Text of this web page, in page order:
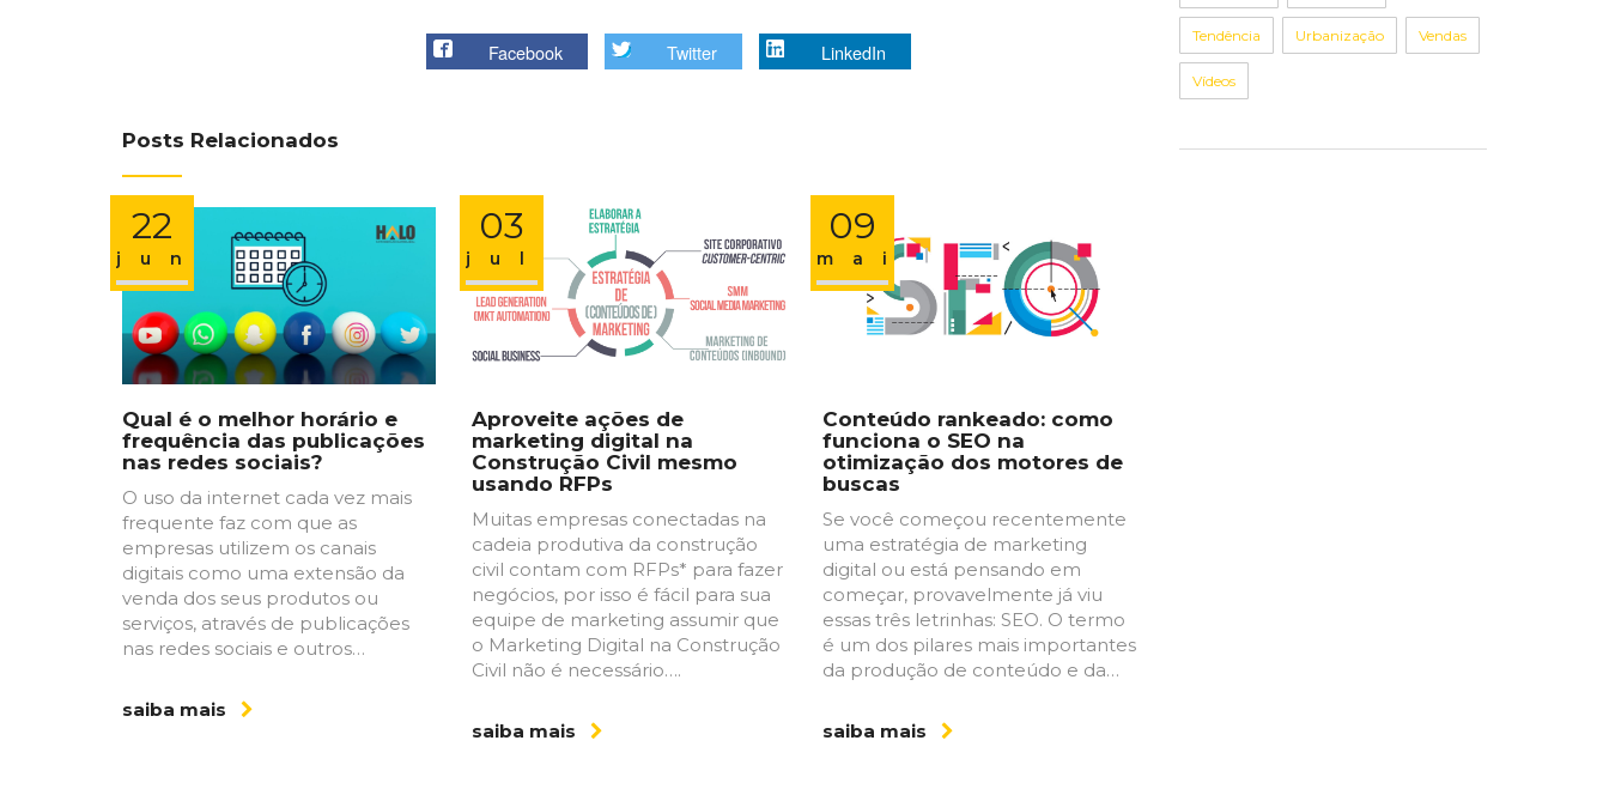
Facebook Twitter LinkedIn
Posts Relacionados
22
jun
Qual é o melhor horário e
frequência das publicações
nas redes sociais?
O uso da internet cada vez mais
frequente faz com que as
empresas utilizem os canais
digitais como uma extensão da
venda dos seus produtos ou
serviços, através de publicações
nas redes sociais e outros…
saiba mais
03
jul
Aproveite ações de
marketing digital na
Construção Civil mesmo
usando RFPs
Muitas empresas conectadas na
cadeia produtiva da construção
civil contam com RFPs* para fazer
negócios, por isso é fácil para sua
equipe de marketing assumir que
o Marketing Digital na Construção
Civil não é necessário….
saiba mais
09
maio
Conteúdo rankeado: como
funciona o SEO na
otimização dos motores de
buscas
Se você começou recentemente
uma estratégia de marketing
digital ou está pensando em
começar, provavelmente já viu
essas três letrinhas: SEO. O termo
é um dos pilares mais importantes
da produção de conteúdo e da…
saiba mais
Tendência Urbanização Vendas
Vídeos